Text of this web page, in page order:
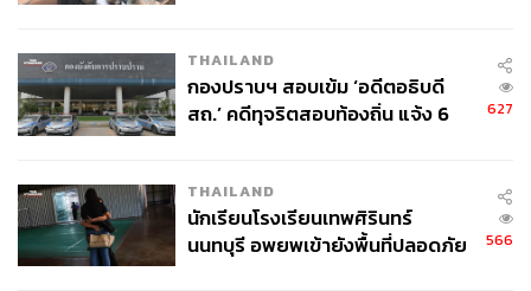
จ่ายหนี้-แอบระบุแบรนด์
THAILAND
กองปราบฯ สอบเข้ม ‘อดีตอธิบดี
สถ.’ คดีทุจริตสอบท้องถิ่น แจ้ง 6
627
THAILAND
นักเรียนโรงเรียนเทพศิรินทร์
นนทบุรี อพยพเข้ายังพื้นที่ปลอดภัย
566